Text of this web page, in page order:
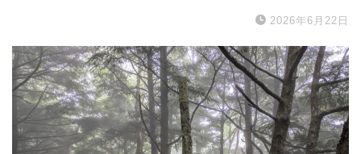
2026年6月22日